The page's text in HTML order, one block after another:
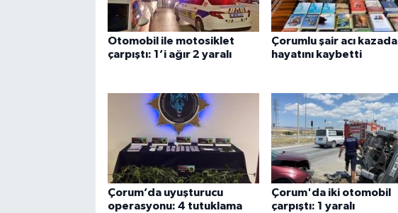
Otomobil ile motosiklet
çarpıştı: 1’i ağır 2 yaralı
Çorumlu şair acı kazada
hayatını kaybetti
Çorum’da uyuşturucu
operasyonu: 4 tutuklama
Çorum'da iki otomobil
çarpıştı: 1 yaralı